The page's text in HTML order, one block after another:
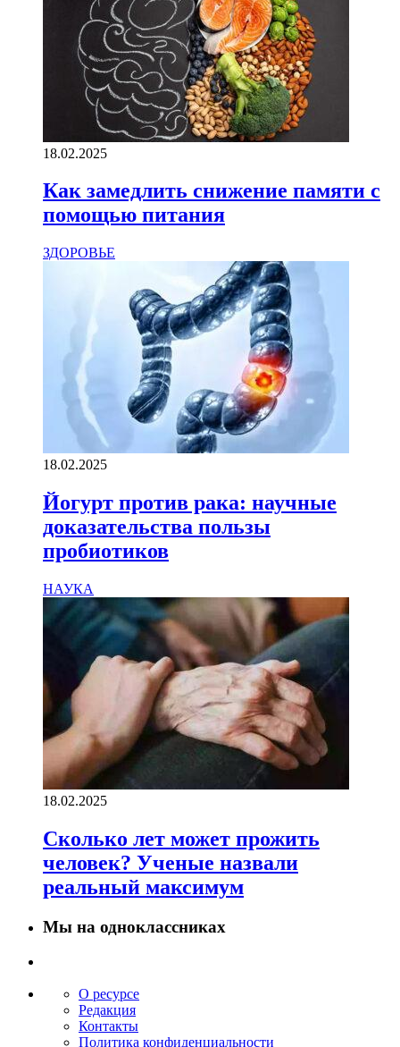
18.02.2025
Как замедлить снижение памяти с
помощью питания
ЗДОРОВЬЕ
18.02.2025
Йогурт против рака: научные
доказательства пользы
пробиотиков
НАУКА
18.02.2025
Сколько лет может прожить
человек? Ученые назвали
реальный максимум
Мы на одноклассниках
О ресурсе
Редакция
Контакты
Политика конфиденциальности